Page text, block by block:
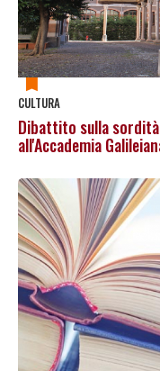
CULTURA
Dibattito sulla
all'Accademia